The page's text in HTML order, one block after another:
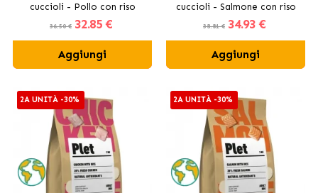
cuccioli - Pollo con riso
36.50 € 32.85 €
Aggiungi
cuccioli - Salmone con riso
38.81 € 34.93 €
Aggiungi
2A UNITÀ -30% 2A UNITÀ -30%